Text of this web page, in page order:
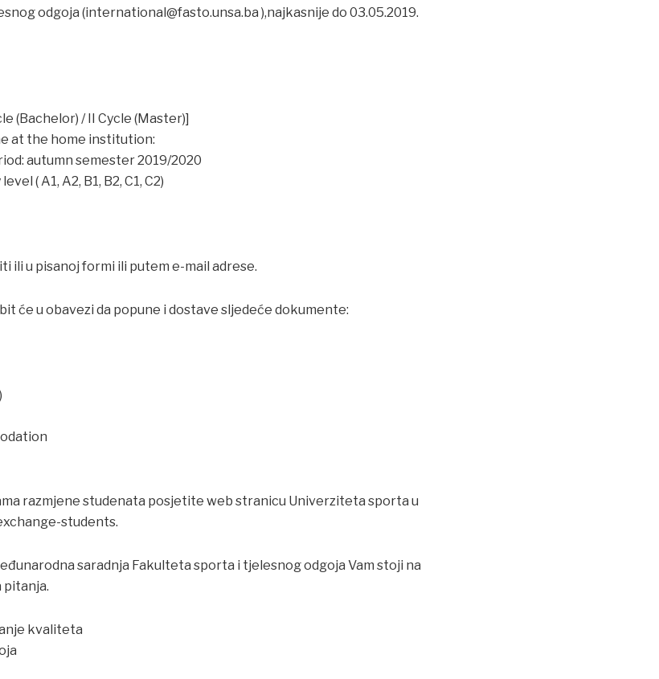
odgoja (international@fasto.unsa.ba ),najkasnije do 03.05.2019.
(Bachelor) / II Cycle (Master)]
at the home institution:
autumn semester 2019/2020
( A1, A2, B1, B2, C1, C2)
ili u pisanoj formi ili putem e-mail adrese.
će u obavezi da popune i dostave sljedeće dokumente:
razmjene studenata posjetite web stranicu Univerziteta sporta u
students.
saradnja Fakulteta sporta i tjelesnog odgoja Vam stoji na
pitanja.
kvaliteta